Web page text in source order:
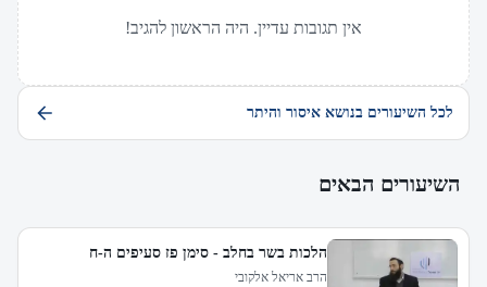
אין תגובות עדיין. היה הראשון להגיב!
לכל השיעורים בנושא איסור והיתר
השיעורים הבאים
הלכות בשר בחלב - סימן פז סעיפים ה-ח
הרב אריאל אלקובי